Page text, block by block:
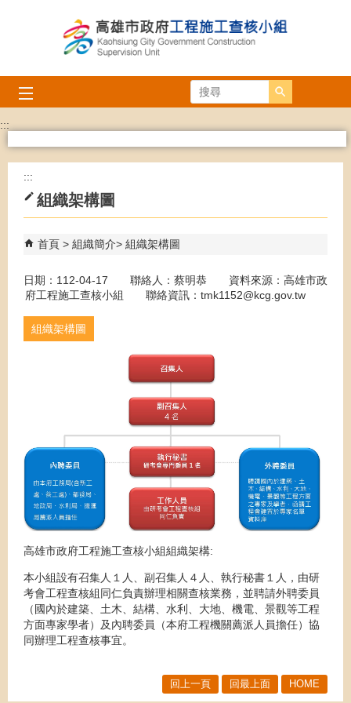
搜尋
:::
:::
組織架構圖
首頁 組織簡介 組織架構圖
日期：112-04-17 聯絡人：蔡明恭 資料來源：高雄市政
府工程施工查核小組 聯絡資訊：tmk1152@kcg.gov.tw
組織架構圖
高雄市政府工程施工查核小組組織架構:
本小組設有召集人１人、副召集人４人、執行秘書１人，由研
考會工程查核組同仁負責辦理相關查核業務，並聘請外聘委員
（國內於建築、土木、結構、水利、大地、機電、景觀等工程
方面專家學者）及內聘委員（本府工程機關薦派人員擔任）協
同辦理工程查核事宜。
回上一頁 回最上面 HOME